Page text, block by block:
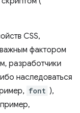
CSS,
фактором
разработчики
наследоваться
font ),